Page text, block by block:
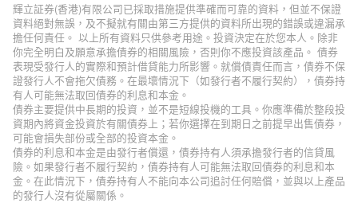
輝立証券(香港)有限公司已採取措施提供準確而可靠的資料，但並不保證
資料絕對無誤，及不擬就有關由第三方提供的資料所出現的錯誤或違漏承
擔任何責任。 以上所有資料只供參考用途。投資決定在於您本人。除非
你完全明白及願意承擔債券的相關風險，否則你不應投資該產品。 債券
表現受發行人的實際和預計借貸能力所影響。就償債責任而言，債券不保
證發行人不會拖欠債務。在最壞情況下（如發行者不履行契約），債券持
有人可能無法取回債券的利息和本金。
債券主要提供中長期的投資，並不是短線投機的工具。你應準備於整段投
資期內將資金投資於有關債券上；若你選擇在到期日之前提早出售債券，
可能會損失部份或全部的投資本金。
債券的利息和本金是由發行者償還，債券持有人須承擔發行者的信貸風
險。如果發行者不履行契約，債券持有人可能無法取回債券的利息和本
金。在此情況下，債券持有人不能向本公司追討任何賠償，並與以上產品
的發行人沒有從屬關係。